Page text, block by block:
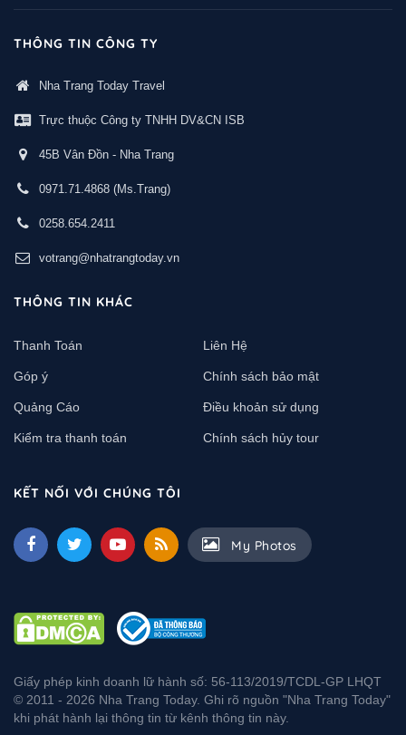
THÔNG TIN CÔNG TY
Nha Trang Today Travel
Trực thuộc Công ty TNHH DV&CN ISB
45B Vân Đồn - Nha Trang
0971.71.4868 (Ms.Trang)
0258.654.2411
votrang@nhatrangtoday.vn
THÔNG TIN KHÁC
Thanh Toán Liên Hệ
Góp ý Chính sách bảo mật
Quảng Cáo Điều khoản sử dụng
Kiểm tra thanh toán Chính sách hủy tour
KẾT NỐI VỚI CHÚNG TÔI
My Photos
Giấy phép kinh doanh lữ hành số: 56-113/2019/TCDL-GP LHQT
© 2011 - 2026 Nha Trang Today. Ghi rõ nguồn "Nha Trang Today"
khi phát hành lại thông tin từ kênh thông tin này.